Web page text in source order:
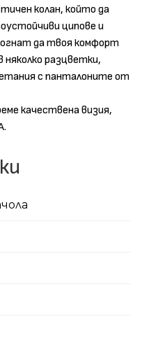
колан, който да
ципове и
да твоя комфорт
разцветки,
с панталоните от
качествена визия,